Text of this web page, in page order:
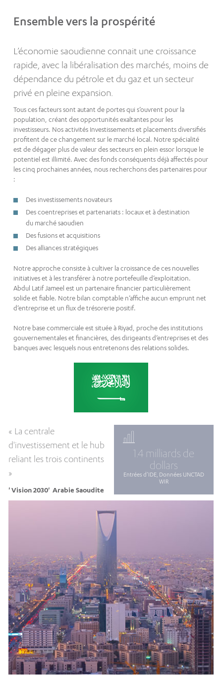
Ensemble vers la prospérité
L’économie saoudienne connait une croissance
rapide, avec la libéralisation des marchés, moins de
dépendance du pétrole et du gaz et un secteur
privé en pleine expansion.
Tous ces facteurs sont autant de portes qui s’ouvrent pour la
population, créant des opportunités exaltantes pour les
investisseurs. Nos activités Investissements et placements diversifiés
profitent de ce changement sur le marché local. Notre spécialité
est de dégager plus de valeur des secteurs en plein essor lorsque le
potentiel est illimité. Avec des fonds conséquents déjà affectés pour
les cinq prochaines années, nous recherchons des partenaires pour
:
Des investissements novateurs
Des coentreprises et partenariats : locaux et à destination
du marché saoudien
Des fusions et acquisitions
Des alliances stratégiques
Notre approche consiste à cultiver la croissance de ces nouvelles
initiatives et à les transférer à notre portefeuille d’exploitation.
Abdul Latif Jameel est un partenaire financier particulièrement
solide et fiable. Notre bilan comptable n’affiche aucun emprunt net
d’entreprise et un flux de trésorerie positif.
Notre base commerciale est située à Riyad, proche des institutions
gouvernementales et financières, des dirigeants d’entreprises et des
banques avec lesquels nous entretenons des relations solides.
« La centrale
d'investissement et le hub
reliant les trois continents
»
' Vision 2030' Arabie Saoudite
1.4 milliards de
dollars
Entrées d’IDE, Données UNCTAD
WIR